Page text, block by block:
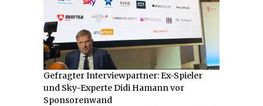
Gefragter Interviewpartner: Ex-Spieler
und Sky-Experte Didi Hamann vor
Sponsorenwand